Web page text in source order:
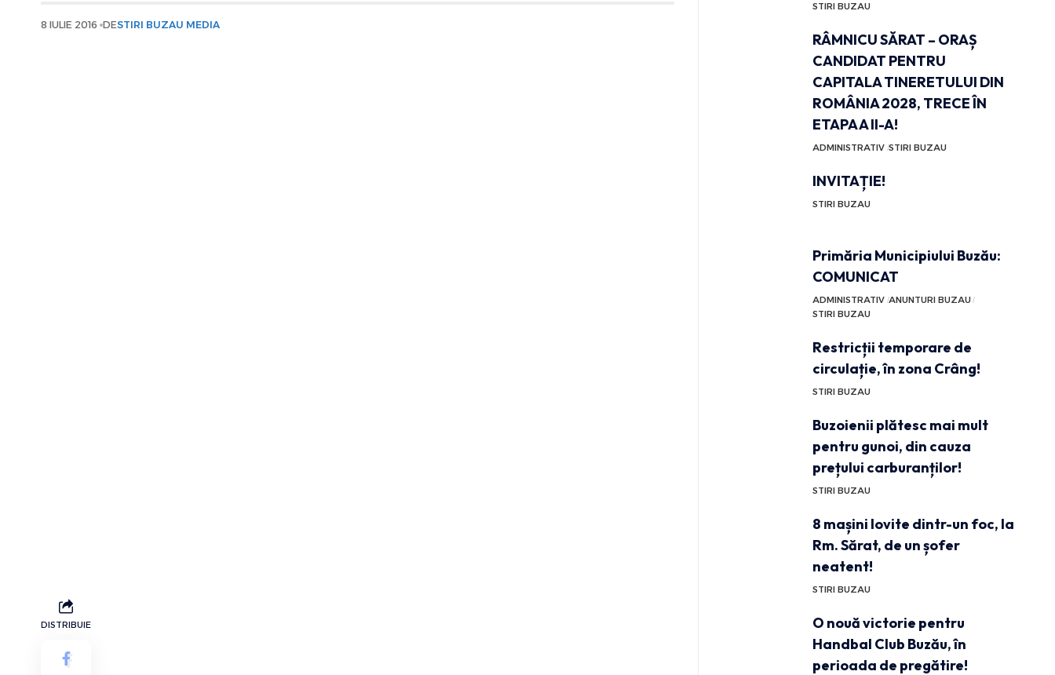
8 IULIE 2016 DESTIRI BUZAU MEDIA
DISTRIBUIE
STIRI BUZAU
RÂMNICU SĂRAT – ORAȘ
CANDIDAT PENTRU
CAPITALA TINERETULUI DIN
ROMÂNIA 2028, TRECE ÎN
ETAPA A II-A!
ADMINISTRATIV STIRI BUZAU
INVITAȚIE!
STIRI BUZAU
Primăria Municipiului Buzău:
COMUNICAT
ADMINISTRATIV ANUNTURI BUZAU
STIRI BUZAU
Restricții temporare de
circulație, în zona Crâng!
STIRI BUZAU
Buzoienii plătesc mai mult
pentru gunoi, din cauza
prețului carburanților!
STIRI BUZAU
8 mașini lovite dintr-un foc, la
Rm. Sărat, de un șofer
neatent!
STIRI BUZAU
O nouă victorie pentru
Handbal Club Buzău, în
perioada de pregătire!